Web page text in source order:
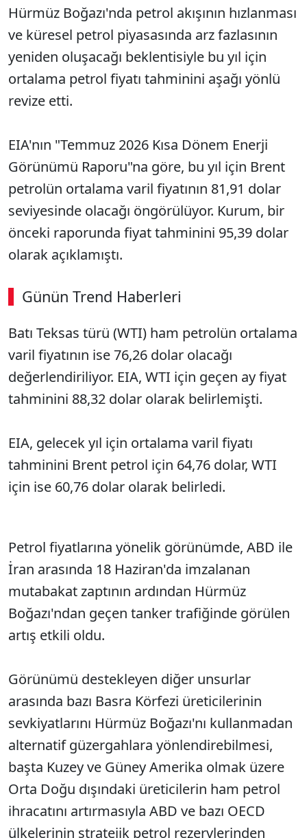
Hürmüz Boğazı'nda petrol akışının hızlanması
ve küresel petrol piyasasında arz fazlasının
yeniden oluşacağı beklentisiyle bu yıl için
ortalama petrol fiyatı tahminini aşağı yönlü
revize etti.
EIA'nın "Temmuz 2026 Kısa Dönem Enerji
Görünümü Raporu"na göre, bu yıl için Brent
petrolün ortalama varil fiyatının 81,91 dolar
seviyesinde olacağı öngörülüyor. Kurum, bir
önceki raporunda fiyat tahminini 95,39 dolar
olarak açıklamıştı.
Günün Trend Haberleri
Batı Teksas türü (WTI) ham petrolün ortalama
varil fiyatının ise 76,26 dolar olacağı
değerlendiriliyor. EIA, WTI için geçen ay fiyat
tahminini 88,32 dolar olarak belirlemişti.
EIA, gelecek yıl için ortalama varil fiyatı
tahminini Brent petrol için 64,76 dolar, WTI
için ise 60,76 dolar olarak belirledi.
Petrol fiyatlarına yönelik görünümde, ABD ile
İran arasında 18 Haziran'da imzalanan
mutabakat zaptının ardından Hürmüz
Boğazı'ndan geçen tanker trafiğinde görülen
artış etkili oldu.
Görünümü destekleyen diğer unsurlar
arasında bazı Basra Körfezi üreticilerinin
sevkiyatlarını Hürmüz Boğazı'nı kullanmadan
alternatif güzergahlara yönlendirebilmesi,
başta Kuzey ve Güney Amerika olmak üzere
Orta Doğu dışındaki üreticilerin ham petrol
ihracatını artırmasıyla ABD ve bazı OECD
ülkelerinin stratejik petrol rezervlerinden